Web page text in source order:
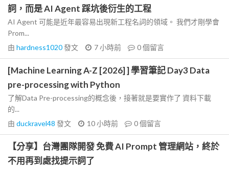
詞，而是 AI Agent 踩坑後衍生的工程
AI Agent 可能是近年最容易出現新工程名詞的領域。 我們才剛學會
Prom...
由 hardness1020發文 7 小時前 0個留言
[Machine Learning A-Z [2026] ] 學習筆記 Day3 Data
pre-processing with Python
了解Data Pre-processing的概念後，接著就是要實作了 資料下載
的...
由 duckravel48 發文 10 小時前 0個留言
【分享】台灣團隊開發 免費 AI Prompt 管理網站，終於
不用再到處找提示詞了